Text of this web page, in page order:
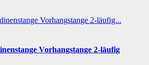
Vorhangstange 2-läufig